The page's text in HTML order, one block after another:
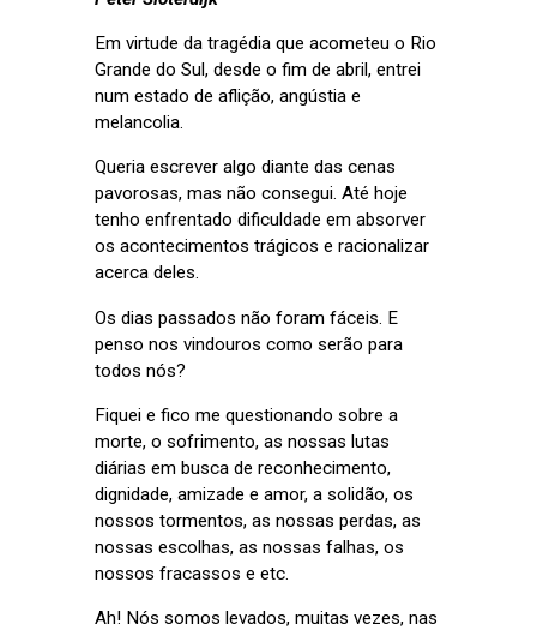
Em virtude da tragédia que acometeu o Rio
Grande do Sul, desde o fim de abril, entrei
num estado de aflição, angústia e
melancolia.
Queria escrever algo diante das cenas
pavorosas, mas não consegui. Até hoje
tenho enfrentado dificuldade em absorver
os acontecimentos trágicos e racionalizar
acerca deles.
Os dias passados não foram fáceis. E
penso nos vindouros como serão para
todos nós?
Fiquei e fico me questionando sobre a
morte, o sofrimento, as nossas lutas
diárias em busca de reconhecimento,
dignidade, amizade e amor, a solidão, os
nossos tormentos, as nossas perdas, as
nossas escolhas, as nossas falhas, os
nossos fracassos e etc.
Ah! Nós somos levados, muitas vezes, nas